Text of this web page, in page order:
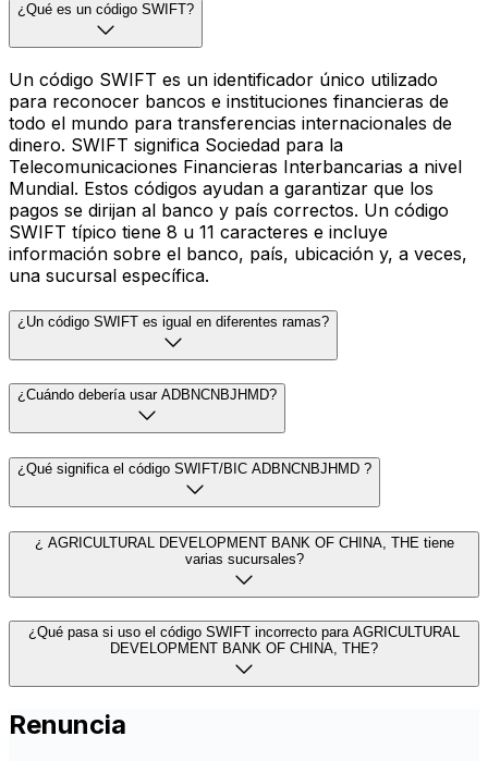
¿Qué es un código SWIFT?
Un código SWIFT es un identificador único utilizado
para reconocer bancos e instituciones financieras de
todo el mundo para transferencias internacionales de
dinero. SWIFT significa Sociedad para la
Telecomunicaciones Financieras Interbancarias a nivel
Mundial. Estos códigos ayudan a garantizar que los
pagos se dirijan al banco y país correctos. Un código
SWIFT típico tiene 8 u 11 caracteres e incluye
información sobre el banco, país, ubicación y, a veces,
una sucursal específica.
¿Un código SWIFT es igual en diferentes ramas?
¿Cuándo debería usar ADBNCNBJHMD?
¿Qué significa el código SWIFT/BIC ADBNCNBJHMD ?
¿ AGRICULTURAL DEVELOPMENT BANK OF CHINA, THE tiene
varias sucursales?
¿Qué pasa si uso el código SWIFT incorrecto para AGRICULTURAL
DEVELOPMENT BANK OF CHINA, THE?
Renuncia